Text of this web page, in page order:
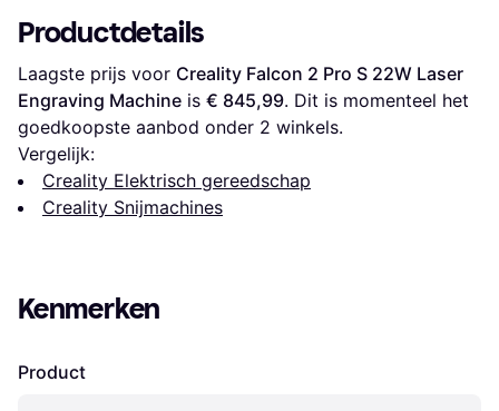
Productdetails
Laagste prijs voor Creality Falcon 2 Pro S 22W Laser
Engraving Machine is € 845,99. Dit is momenteel het
goedkoopste aanbod onder 2 winkels.
Vergelijk:
Creality Elektrisch gereedschap
Creality Snijmachines
Kenmerken
Product